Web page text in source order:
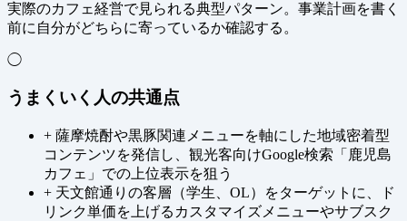
実際のカフェ経営で見られる典型パターン。事業計画を書く
前に自分がどちらに寄っているか確認する。
◯
うまくいく人の共通点
+ 薩摩焼酎や黒豚関連メニューを軸にした地域密着型
コンテンツを発信し、観光客向けGoogle検索「鹿児島
カフェ」での上位表示を狙う
+ 天文館通りの客層（学生、OL）をターゲットに、ド
リンク単価を上げるカスタマイズメニューやサブスク